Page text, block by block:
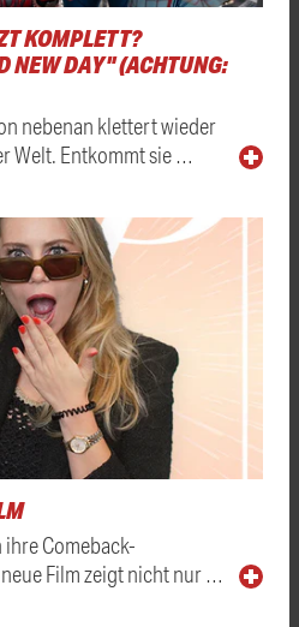
KOMPLETT?
NEW DAY" (ACHTUNG:
nebenan klettert wieder
Welt. Entkommt sie …
Comeback-
Film zeigt nicht nur …